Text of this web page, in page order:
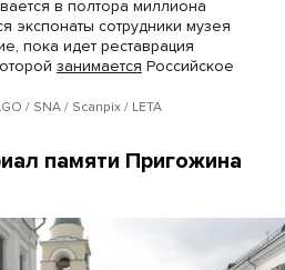
в полтора миллиона
экспонаты сотрудники музея
пока идет реставрация
занимается Российское
/ SNA / Scanpix / LETA
памяти Пригожина